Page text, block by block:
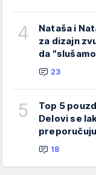
4
Nataša i
za dizajn
da
23
5
Top 5
Delovi se
preporučuju
18